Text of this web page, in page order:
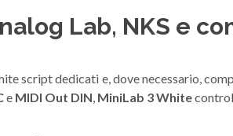
Lab, NKS e
script dedicati e, dove necessario,
e MIDI Out DIN, MiniLab 3 White